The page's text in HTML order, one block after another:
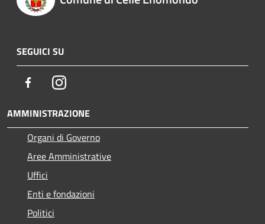
SEGUICI SU
FacebookInstagram
AMMINISTRAZIONE
Organi di Governo
Aree Amministrative
Uffici
Enti e fondazioni
Politici